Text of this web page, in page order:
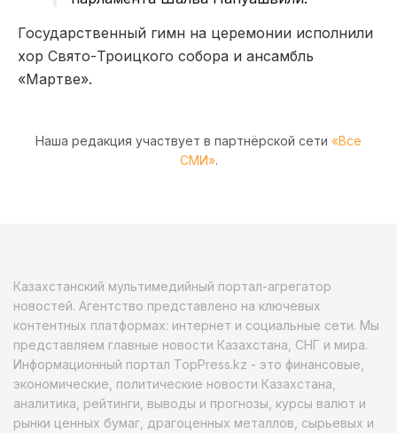
Государственный гимн на церемонии исполнили
хор Свято-Троицкого собора и ансамбль
«Мартве».
Наша редакция участвует в партнёрской сети «Все
СМИ».
Казахстанский мультимедийный портал-агрегатор
новостей. Агентство представлено на ключевых
контентных платформах: интернет и социальные сети. Мы
представляем главные новости Казахстана, СНГ и мира.
Информационный портал TopPress.kz - это финансовые,
экономические, политические новости Казахстана,
аналитика, рейтинги, выводы и прогнозы, курсы валют и
рынки ценных бумаг, драгоценных металлов, сырьевых и